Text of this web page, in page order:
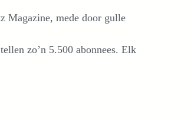
Magazine, mede door gulle
zo’n 5.500 abonnees. Elk